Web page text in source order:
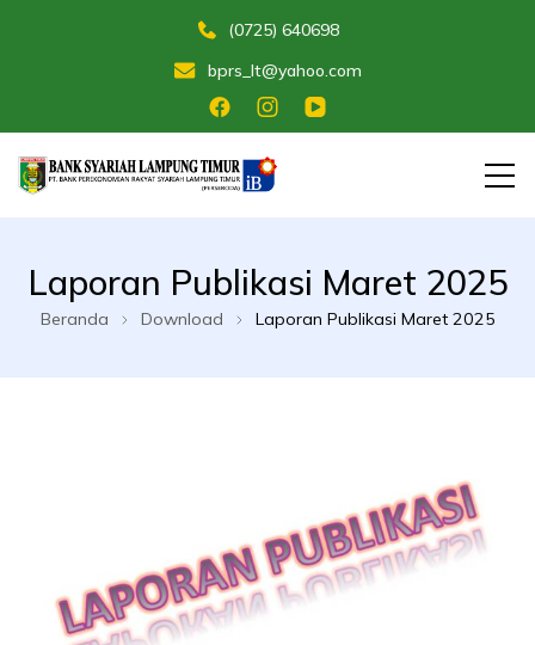
(0725) 640698
bprs_lt@yahoo.com
Lampung Timur
Laporan Publikasi Maret 2025
Beranda Download Laporan Publikasi Maret 2025